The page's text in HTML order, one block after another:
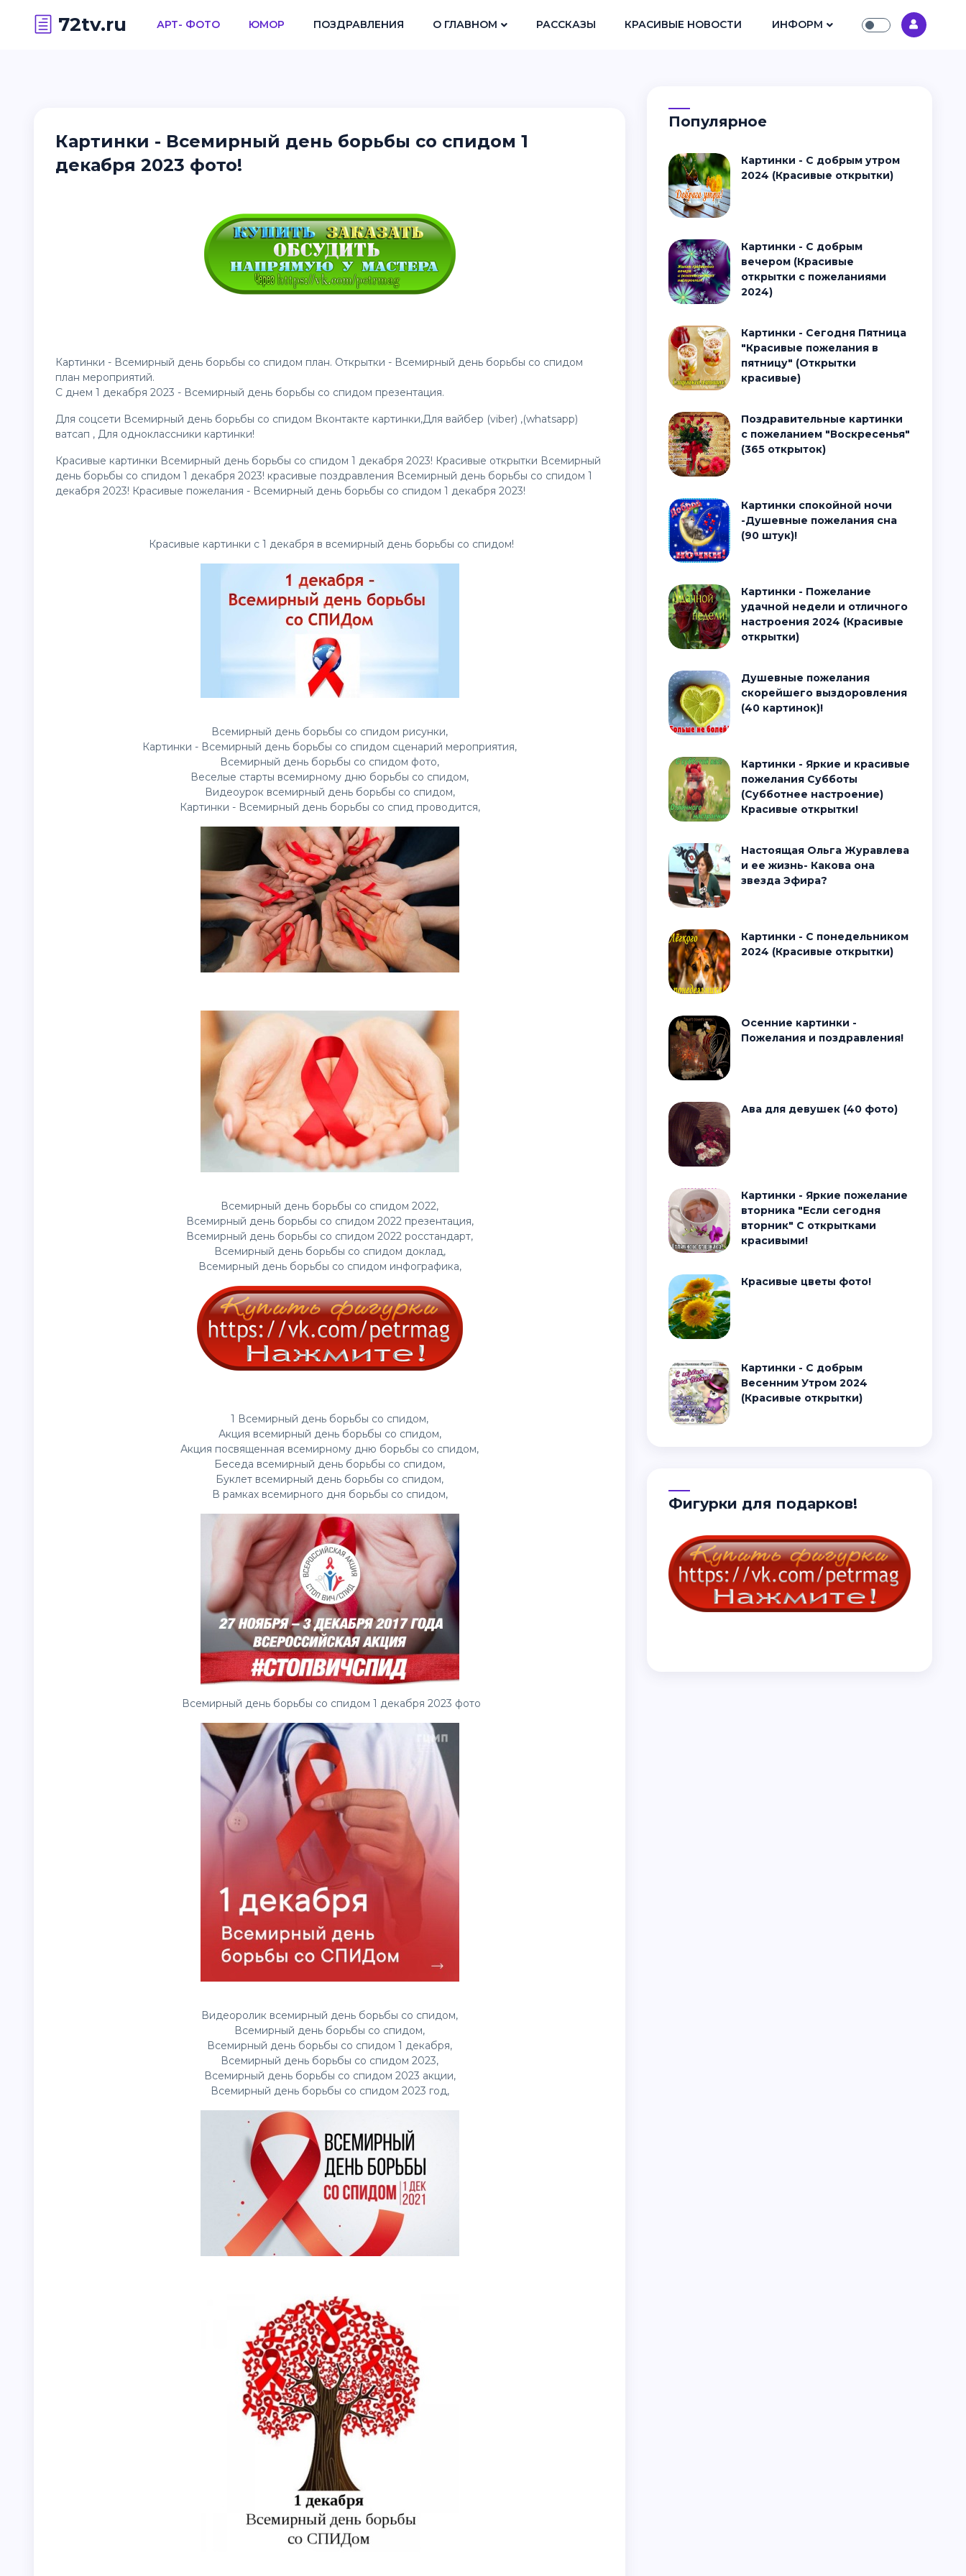
72tv.ru АРТ- ФОТО ЮМОР ПОЗДРАВЛЕНИЯ О ГЛАВНОМ РАССКАЗЫ КРАСИВЫЕ НОВОСТИ ИНФОРМ
Картинки - Всемирный день борьбы со спидом 1
декабря 2023 фото!
Картинки - Всемирный день борьбы со спидом план. Открытки - Всемирный день борьбы со спидом
план мероприятий.
С днем 1 декабря 2023 - Всемирный день борьбы со спидом презентация.
Для соцсети Всемирный день борьбы со спидом Вконтакте картинки,Для вайбер (viber) ,(whatsapp)
ватсап , Для одноклассники картинки!
Красивые картинки Всемирный день борьбы со спидом 1 декабря 2023! Красивые открытки Всемирный
день борьбы со спидом 1 декабря 2023! красивые поздравления Всемирный день борьбы со спидом 1
декабря 2023! Красивые пожелания - Всемирный день борьбы со спидом 1 декабря 2023!
Красивые картинки с 1 декабря в всемирный день борьбы со спидом!
Всемирный день борьбы со спидом рисунки,
Картинки - Всемирный день борьбы со спидом сценарий мероприятия,
Всемирный день борьбы со спидом фото,
Веселые старты всемирному дню борьбы со спидом,
Видеоурок всемирный день борьбы со спидом,
Картинки - Всемирный день борьбы со спид проводится,
Всемирный день борьбы со спидом 2022,
Всемирный день борьбы со спидом 2022 презентация,
Всемирный день борьбы со спидом 2022 росстандарт,
Всемирный день борьбы со спидом доклад,
Всемирный день борьбы со спидом инфографика,
1 Всемирный день борьбы со спидом,
Акция всемирный день борьбы со спидом,
Акция посвященная всемирному дню борьбы со спидом,
Беседа всемирный день борьбы со спидом,
Буклет всемирный день борьбы со спидом,
В рамках всемирного дня борьбы со спидом,
Всемирный день борьбы со спидом 1 декабря 2023 фото
Видеоролик всемирный день борьбы со спидом,
Всемирный день борьбы со спидом,
Всемирный день борьбы со спидом 1 декабря,
Всемирный день борьбы со спидом 2023,
Всемирный день борьбы со спидом 2023 акции,
Всемирный день борьбы со спидом 2023 год,
Популярное
Картинки - С добрым утром
2024 (Красивые открытки)
Картинки - С добрым
вечером (Красивые
открытки с пожеланиями
2024)
Картинки - Сегодня Пятница
"Красивые пожелания в
пятницу" (Открытки
красивые)
Поздравительные картинки
с пожеланием "Воскресенья"
(365 открыток)
Картинки спокойной ночи
-Душевные пожелания сна
(90 штук)!
Картинки - Пожелание
удачной недели и отличного
настроения 2024 (Красивые
открытки)
Душевные пожелания
скорейшего выздоровления
(40 картинок)!
Картинки - Яркие и красивые
пожелания Субботы
(Субботнее настроение)
Красивые открытки!
Настоящая Ольга Журавлева
и ее жизнь- Какова она
звезда Эфира?
Картинки - С понедельником
2024 (Красивые открытки)
Осенние картинки -
Пожелания и поздравления!
Ава для девушек (40 фото)
Картинки - Яркие пожелание
вторника "Если сегодня
вторник" С открытками
красивыми!
Красивые цветы фото!
Картинки - С добрым
Весенним Утром 2024
(Красивые открытки)
Фигурки для подарков!